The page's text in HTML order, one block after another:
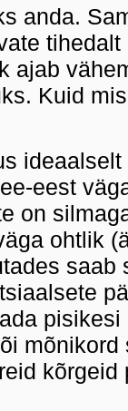
anda.
tihedalt
ajab
Kuid
eest
on
ohtlik
saab
kõrgeid